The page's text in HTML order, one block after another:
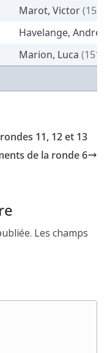
Marot, Victor
Havelange, André
Marion, Luca
11, 12 et 13
de la ronde 6
Les champs